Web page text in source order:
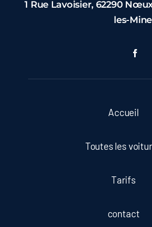
1 Rue Lavoisier, 62290
les-
Accueil
Toutes les
Tarifs
contact